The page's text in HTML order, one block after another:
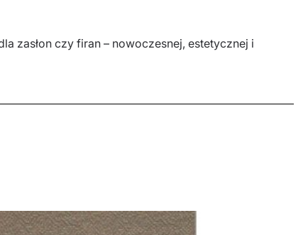
zasłon czy firan – nowoczesnej, estetycznej i